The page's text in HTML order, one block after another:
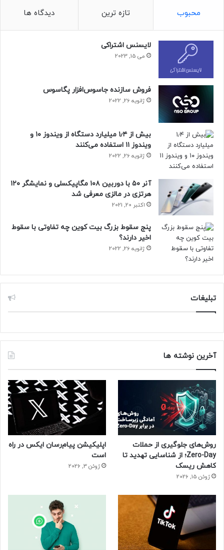
محبوب تازه ترین دیدگاه ها
لایسنس اشتراکی
می 15, 2023
فروش سازنده جاسوس‌افزار پگاسوس
ژانویه 26, 2022
بیش از ۱٫۴ میلیارد دستگاه از ویندوز ۱۰ و
ویندوز ۱۱ استفاده می‌کنند
ژانویه 26, 2022
آنر ۵۰ با دوربین ۱۰۸ مگاپیکسلی و نمایشگر ۱۲۰
هرتزی در مالزی معرفی شد
اکتبر 20, 2021
پنج سقوط بزرگ بیت کوین چه تفاوتی با سقوط
اخیر دارند؟
ژانویه 26, 2022
تبلیغات
آخرین نوشته ها
روش‌های جلوگیری از حملات
Zero-Day؛ از شناسایی تهدید تا
کاهش ریسک
ژوئن 15, 2026
اپلیکیشن پیام‌رسان ایکس در راه
است
ژوئن 3, 2026